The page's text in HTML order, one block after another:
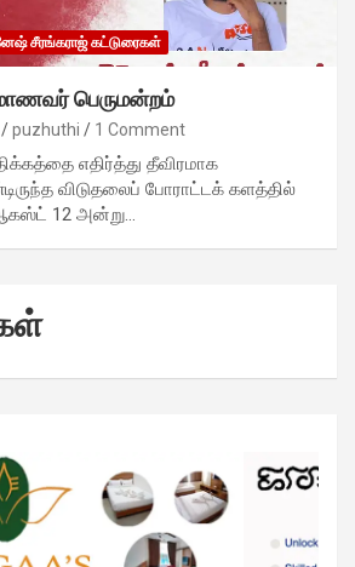
சீரங்கராஜ் கட்டுரைகள்
பெருமன்றம்
puzhuthi 1 Comment
எதிர்த்து தீவிரமாக
விடுதலைப் போராட்டக் களத்தில்
12 அன்று…